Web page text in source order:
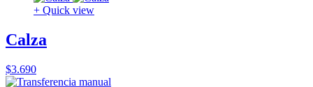
+ Quick view
Calza
$3.690